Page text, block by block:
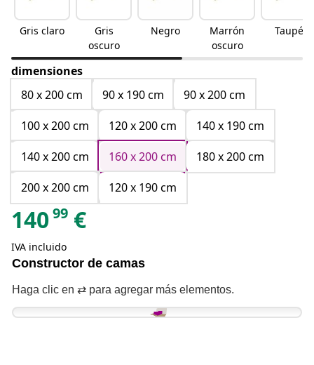
Gris claro
Gris
oscuro
Negro
Marrón
oscuro
Taupé
dimensiones
80 x 200 cm
90 x 190 cm
90 x 200 cm
100 x 200 cm
120 x 200 cm
140 x 190 cm
140 x 200 cm
160 x 200 cm
180 x 200 cm
200 x 200 cm
120 x 190 cm
14099 €
IVA incluido